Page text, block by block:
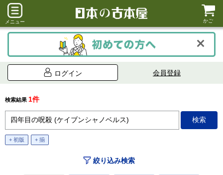
メニュー かご
ログイン 会員登録
検索結果 1件
+ 初版 + 揃
絞り込み検索